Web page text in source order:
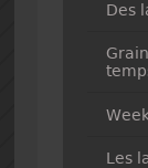
Des
Les